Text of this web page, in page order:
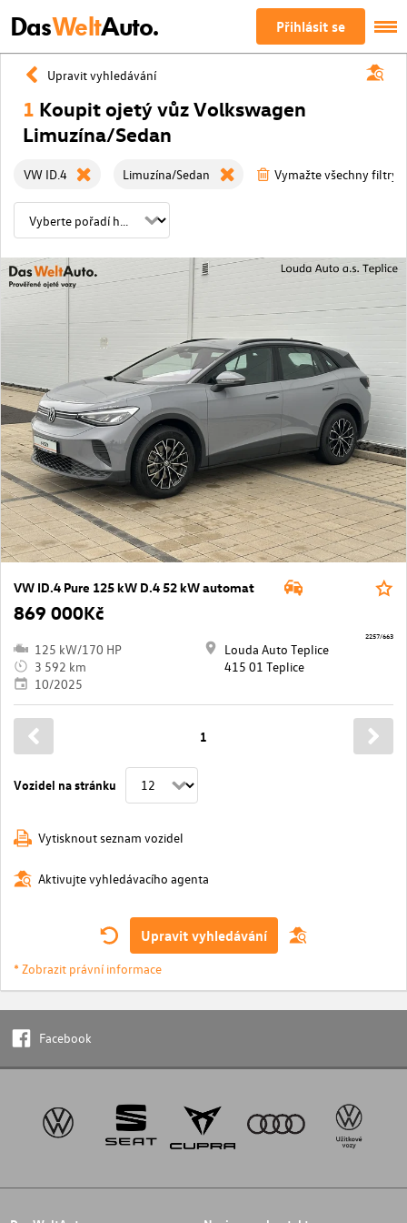
DasWeltAuto. Přihlásit se
Upravit vyhledávání
1 Koupit ojetý vůz Volkswagen
Limuzína/Sedan
VW ID.4 Limuzína/Sedan Vymažte všechny filtry
VW ID.4 Pure 125 kW D.4 52 kW automat
869 000Kč
125 kW/170 HP
3 592 km
10/2025
Louda Auto Teplice
415 01 Teplice
2257/663
Vozidel na stránku
1
Vytisknout seznam vozidel
Aktivujte vyhledávacího agenta
Upravit vyhledávání
* Zobrazit právní informace
Facebook